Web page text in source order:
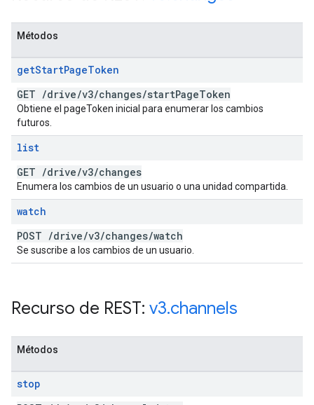
Métodos
getStartPageToken
GET /drive/v3/changes/startPageToken
Obtiene el pageToken inicial para enumerar los cambios
futuros.
list
GET /drive/v3/changes
Enumera los cambios de un usuario o una unidad compartida.
watch
POST /drive/v3/changes/watch
Se suscribe a los cambios de un usuario.
Recurso de REST: v3.channels
Métodos
stop